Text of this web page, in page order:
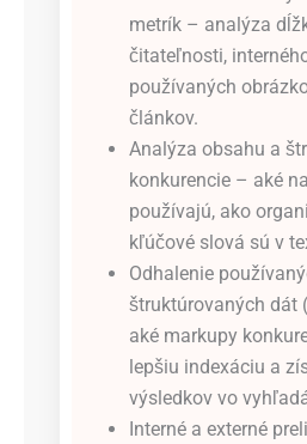
metrík – analýza
čitateľnosti,
používaných
článkov.
Analýza obsahu a
konkurencie – aké
používajú, ako
kľúčové slová sú v
Odhalenie
štruktúrovaných dát
aké markupy
lepšiu indexáciu a
výsledkov vo
Interné a externé